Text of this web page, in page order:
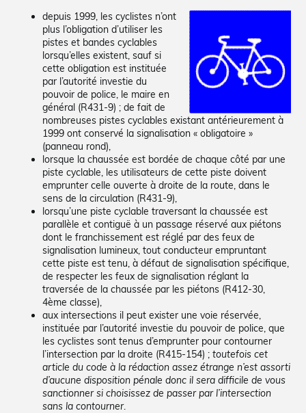
depuis 1999, les cyclistes n’ont
plus l’obligation d’utiliser les
pistes et bandes cyclables
lorsqu’elles existent, sauf si
cette obligation est instituée
par l’autorité investie du
pouvoir de police, le maire en
général (R431-9) ; de fait de
nombreuses pistes cyclables existant antérieurement à
1999 ont conservé la signalisation « obligatoire »
(panneau rond),
lorsque la chaussée est bordée de chaque côté par une
piste cyclable, les utilisateurs de cette piste doivent
emprunter celle ouverte à droite de la route, dans le
sens de la circulation (R431-9),
lorsqu’une piste cyclable traversant la chaussée est
parallèle et contiguë à un passage réservé aux piétons
dont le franchissement est réglé par des feux de
signalisation lumineux, tout conducteur empruntant
cette piste est tenu, à défaut de signalisation spécifique,
de respecter les feux de signalisation réglant la
traversée de la chaussée par les piétons (R412-30,
4ème classe),
aux intersections il peut exister une voie réservée,
instituée par l’autorité investie du pouvoir de police, que
les cyclistes sont tenus d’emprunter pour contourner
l’intersection par la droite (R415-154) ;toutefois cet
article du code à la rédaction assez étrange n’est assorti
d’aucune disposition pénale donc il sera difficile de vous
sanctionner si choisissez de passer par l’intersection
sans la contourner.